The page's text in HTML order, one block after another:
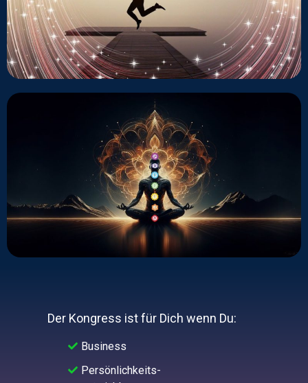
Der Kongress ist für Dich wenn Du:
Business
Persönlichkeits-